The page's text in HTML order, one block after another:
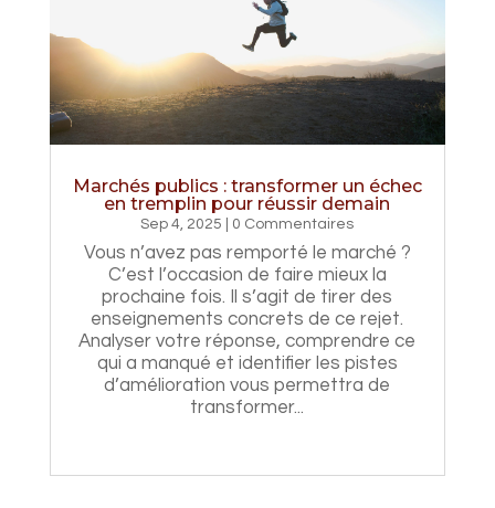
Marchés publics : transformer un échec
en tremplin pour réussir demain
Sep 4, 2025 | 0 Commentaires
Vous n’avez pas remporté le marché ?
C’est l’occasion de faire mieux la
prochaine fois. Il s’agit de tirer des
enseignements concrets de ce rejet.
Analyser votre réponse, comprendre ce
qui a manqué et identifier les pistes
d’amélioration vous permettra de
transformer...